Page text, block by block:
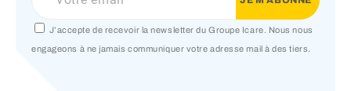
J’accepte de recevoir la newsletter du Groupe Icare. Nous nous
engageons à ne jamais communiquer votre adresse mail à des tiers.